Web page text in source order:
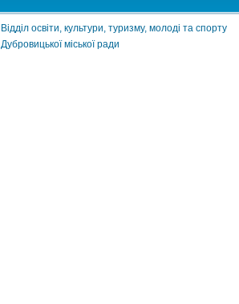
Відділ освіти, культури, туризму, молоді та спорту
Дубровицької міської ради